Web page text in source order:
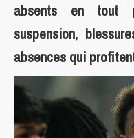
absents en tout
suspension,
absences qui